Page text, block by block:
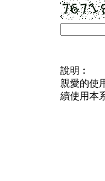
說明︰
親愛的使
續使用本